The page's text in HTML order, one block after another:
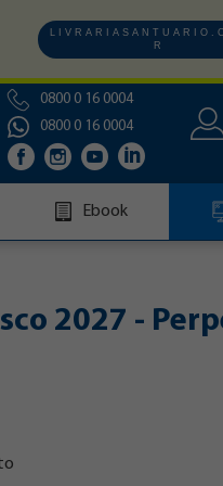
L I V R A R I A S A N T U A R I O .
R
0800 0 16 0004
0800 0 16 0004
Ebook
2027 -